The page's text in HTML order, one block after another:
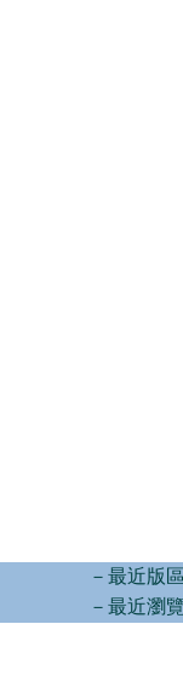
－最近版
－最近瀏